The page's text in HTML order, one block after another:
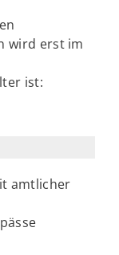
wird erst im
ist:
amtlicher